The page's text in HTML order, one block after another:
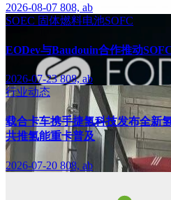
2026-08-07 808, ab
SOEC 固体燃料电池SOFC
EODev与Baudouin合作推动
2026-07-23808, ab
行业动态
载合卡车携手捷氢科技发布全新
共推氢能重卡普及
2026-07-20 808, ab